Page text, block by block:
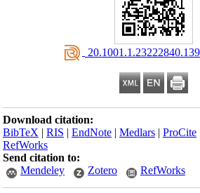
Download citation:
BibTeX |RIS |EndNote |Medlars |ProCite
RefWorks
Send citation to:
Mendeley
Zotero RefWorks